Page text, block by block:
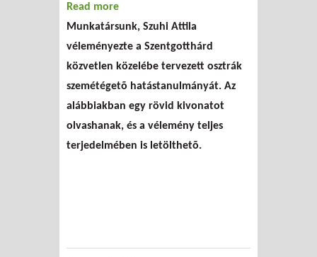
Read more
hatástanulmányáról
Munkatársunk, Szuhi Attila
véleményezte a Szentgotthárd
közvetlen közelébe tervezett osztrák
szemétégetõ hatástanulmányát. Az
alábbiakban egy rövid kivonatot
olvashanak, és a vélemény teljes
terjedelmében is letölthetõ.